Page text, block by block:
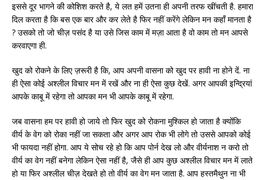
इससे दूर भागने की कोशिश करते है, ये लत हमें उतना ही अपनी तरफ खींचती है. हमारा
दिल करता है कि बस एक बार और कर लेते है फिर नहीं करेंगे लेकिन मन कहाँ मानता है
? उसको तो जो चीज़ पसंद है या उसे जिस काम में मज़ा आता है वो काम तो मन आपसे
करवाएगा ही.
खुद को रोकने के लिए ज़रूरी है कि, आप अपनी वासना को खुद पर हावी ना होने दें. ना
ही ऐसा कोई अश्लील विचार मन में रखें और ना ही ऐसा कुछ देखें. अगर आपकी इन्द्रियां
आपके काबू में रहेगा तो आपका मन भी आपके काबू में रहेगा.
जब वासना हम पर हावी हो जाये तो फिर खुद को रोकना मुश्किल हो जाता है क्योंकि
वीर्य के वेग को रोका नहीं जा सकता और अगर आप रोक भी लोगे तो उससे आपको कोई
भी फायदा नहीं होगा. आप ये सोच रहे हो कि आप पोर्न देख लो और वीर्यनाश न करो तो
वीर्य का वेग नहीं बनेगा लेकिन ऐसा नहीं है, जैसे ही आप कुछ अश्लील विचार मन में लाते
हो या फिर अश्लील चीज़ देखते हो तो वीर्य का वेग मन जाता है. आप हस्तमैथुन ना भी